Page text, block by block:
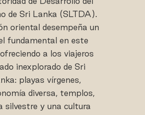
de Sri Lanka (SLTDA).
oriental desempeña un
fundamental en este
a los viajeros
inexplorado de Sri
playas vírgenes,
diversa, templos,
silvestre y una cultura